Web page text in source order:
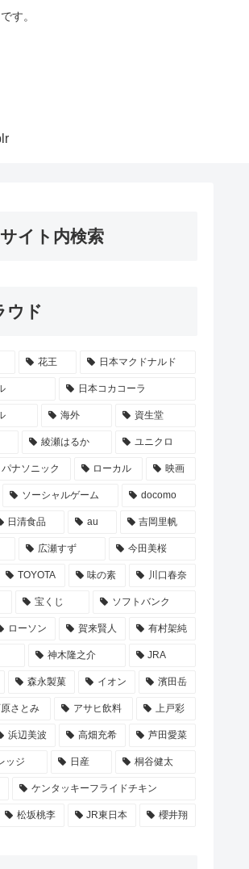
す。
イト内検索
ウド
花王 日本マクドナルド
日本コカコーラ
海外 資生堂
綾瀬はるか ユニクロ
パナソニック ローカル 映画
ソーシャルゲーム docomo
日清食品 au 吉岡里帆
広瀬すず 今田美桜
TOYOTA 味の素 川口春奈
宝くじ ソフトバンク
ローソン 賀来賢人 有村架純
神木隆之介 JRA
森永製菓 イオン 濱田岳
さとみ アサヒ飲料 上戸彩
浜辺美波 高畑充希 芦田愛菜
ッジ 日産 桐谷健太
ケンタッキーフライドチキン
松坂桃李 JR東日本 櫻井翔